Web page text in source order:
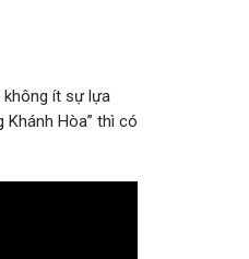
không ít sự lựa
Khánh Hòa” thì có